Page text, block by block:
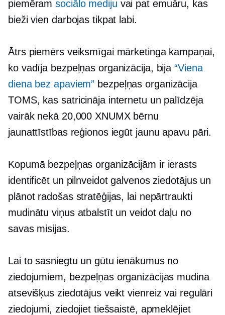
piemēramsociālo mediju vai pat emuāru, kas
bieži vien darbojas tikpat labi.
Ātrs piemērs veiksmīgai mārketinga kampaņai,
ko vadīja bezpeļņas organizācija, bija“Viena
diena bez apaviem” bezpeļņas organizācija
TOMS, kas satricināja internetu un palīdzēja
vairāk nekā 20,000 XNUMX bērnu
jaunattīstības reģionos iegūt jaunu apavu pāri.
Kopumā bezpeļņas organizācijām ir ierasts
identificēt un pilnveidot galvenos ziedotājus un
plānot radošas stratēģijas, lai nepārtraukti
mudinātu viņus atbalstīt un veidot daļu no
savas misijas.
Lai to sasniegtu un gūtu ienākumus no
ziedojumiem, bezpeļņas organizācijas mudina
atsevišķus ziedotājus veiktvienreiz vai regulāri
ziedojumi, ziedojiet tiešsaistē, apmeklējiet